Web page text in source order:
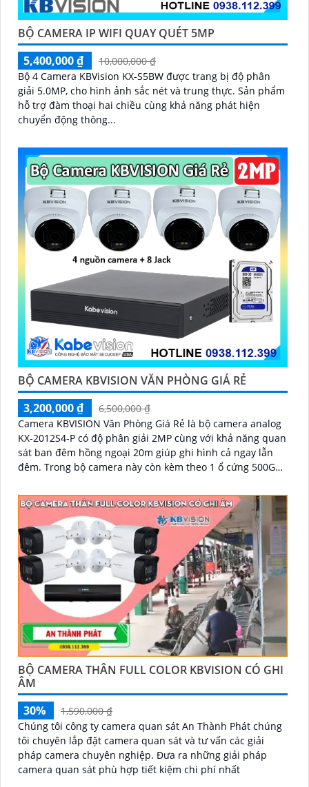
BỘ CAMERA IP WIFI QUAY QUÉT 5MP
5,400,000 ₫
10,000,000 ₫
Bộ 4 Camera KBVision KX-S5BW được trang bị độ phân
giải 5.0MP, cho hình ảnh sắc nét và trung thực. Sản phẩm
hỗ trợ đàm thoại hai chiều cùng khả năng phát hiện
chuyển động thông...
BỘ CAMERA KBVISION VĂN PHÒNG GIÁ RẺ
3,200,000 ₫
6,500,000 ₫
Camera KBVISION Văn Phòng Giá Rẻ là bộ camera analog
KX-2012S4-P có độ phân giải 2MP cùng với khả năng quan
sát ban đêm hồng ngoại 20m giúp ghi hình cả ngay lẫn
đêm. Trong bộ camera này còn kèm theo 1 ổ cứng 500GB
giám sát trong 7 ngày cho 4 mắt camera
BỘ CAMERA THÂN FULL COLOR KBVISION CÓ GHI
ÂM
30%
1,590,000 ₫
Chúng tôi công ty camera quan sát An Thành Phát chúng
tôi chuyên lắp đặt camera quan sát và tư vấn các giải
pháp camera chuyên nghiệp. Đưa ra những giải pháp
camera quan sát phù hợp tiết kiệm chi phí nhất